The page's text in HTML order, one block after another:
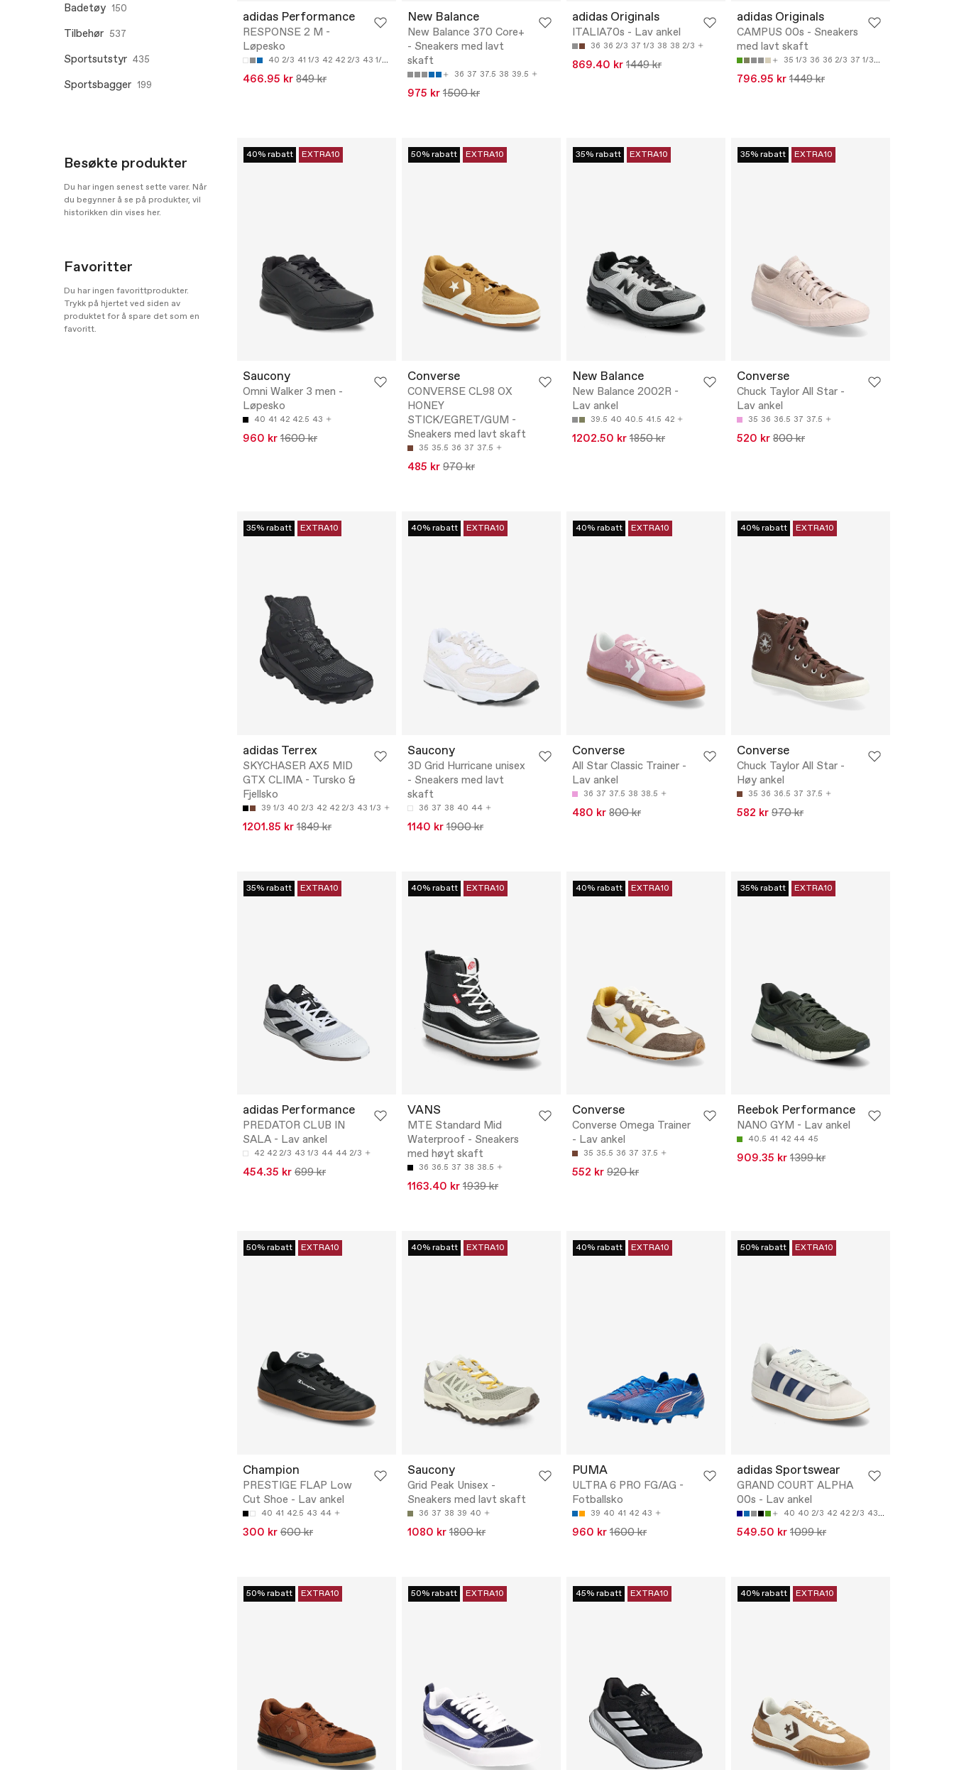
Badetøy 150
Tilbehør 537
Sportsutstyr 435
Sportsbagger 199
Besøkte produkter
Du har ingen senest sette varer. Når
du begynner å se på produkter, vil
historikken din vises her.
Favoritter
Du har ingen favorittprodukter.
Trykk på hjertet ved siden av
produktet for å spare det som en
favoritt.
adidas Performance
RESPONSE 2 M -
Løpesko
40 2/3 41 1/3 42 42 2/3 43 1/3
466.95 kr 849 kr
New Balance
New Balance 370 Core+
- Sneakers med lavt
skaft
36 37 37.5 38 39.5
975 kr 1500 kr
adidas Originals
ITALIA70s - Lav ankel
36 36 2/3 37 1/3 38 38 2/3
869.40 kr 1449 kr
adidas Originals
CAMPUS 00s - Sneakers
med lavt skaft
35 1/3 36 36 2/3 37 1/3 38
796.95 kr 1449 kr
40% rabatt EXTRA10
Saucony
Omni Walker 3 men -
Løpesko
40 41 42 42.5 43
960 kr 1600 kr
50% rabatt EXTRA10
Converse
CONVERSE CL98 OX
HONEY
STICK/EGRET/GUM -
Sneakers med lavt skaft
35 35.5 36 37 37.5
485 kr 970 kr
35% rabatt EXTRA10
New Balance
New Balance 2002R -
Lav ankel
39.5 40 40.5 41.5 42
1202.50 kr 1850 kr
35% rabatt EXTRA10
Converse
Chuck Taylor All Star -
Lav ankel
35 36 36.5 37 37.5
520 kr 800 kr
35% rabatt EXTRA10
adidas Terrex
SKYCHASER AX5 MID
GTX CLIMA - Tursko &
Fjellsko
39 1/3 40 2/3 42 42 2/3 43 1/3
1201.85 kr 1849 kr
40% rabatt EXTRA10
Saucony
3D Grid Hurricane unisex
- Sneakers med lavt
skaft
36 37 38 40 44
1140 kr 1900 kr
40% rabatt EXTRA10
Converse
All Star Classic Trainer -
Lav ankel
36 37 37.5 38 38.5
480 kr 800 kr
40% rabatt EXTRA10
Converse
Chuck Taylor All Star -
Høy ankel
35 36 36.5 37 37.5
582 kr 970 kr
35% rabatt EXTRA10
adidas Performance
PREDATOR CLUB IN
SALA - Lav ankel
42 42 2/3 43 1/3 44 44 2/3
454.35 kr 699 kr
40% rabatt EXTRA10
VANS
MTE Standard Mid
Waterproof - Sneakers
med høyt skaft
36 36.5 37 38 38.5
1163.40 kr 1939 kr
40% rabatt EXTRA10
Converse
Converse Omega Trainer
- Lav ankel
35 35.5 36 37 37.5
552 kr 920 kr
35% rabatt EXTRA10
Reebok Performance
NANO GYM - Lav ankel
40.5 41 42 44 45
909.35 kr 1399 kr
50% rabatt EXTRA10
Champion
PRESTIGE FLAP Low
Cut Shoe - Lav ankel
40 41 42.5 43 44
300 kr 600 kr
40% rabatt EXTRA10
Saucony
Grid Peak Unisex -
Sneakers med lavt skaft
36 37 38 39 40
1080 kr 1800 kr
40% rabatt EXTRA10
PUMA
ULTRA 6 PRO FG/AG -
Fotballsko
39 40 41 42 43
960 kr 1600 kr
50% rabatt EXTRA10
adidas Sportswear
GRAND COURT ALPHA
00s - Lav ankel
40 40 2/3 42 42 2/3 43 1/3
549.50 kr 1099 kr
50% rabatt EXTRA10 50% rabatt EXTRA10 45% rabatt EXTRA10 40% rabatt EXTRA10